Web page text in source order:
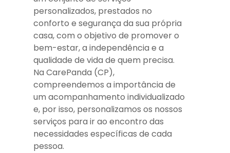
personalizados, prestados no
conforto e segurança da sua própria
casa, com o objetivo de promover o
bem-estar, a independência e a
qualidade de vida de quem precisa.
Na CarePanda (CP),
compreendemos a importância de
um acompanhamento individualizado
e, por isso, personalizamos os nossos
serviços para ir ao encontro das
necessidades específicas de cada
pessoa.